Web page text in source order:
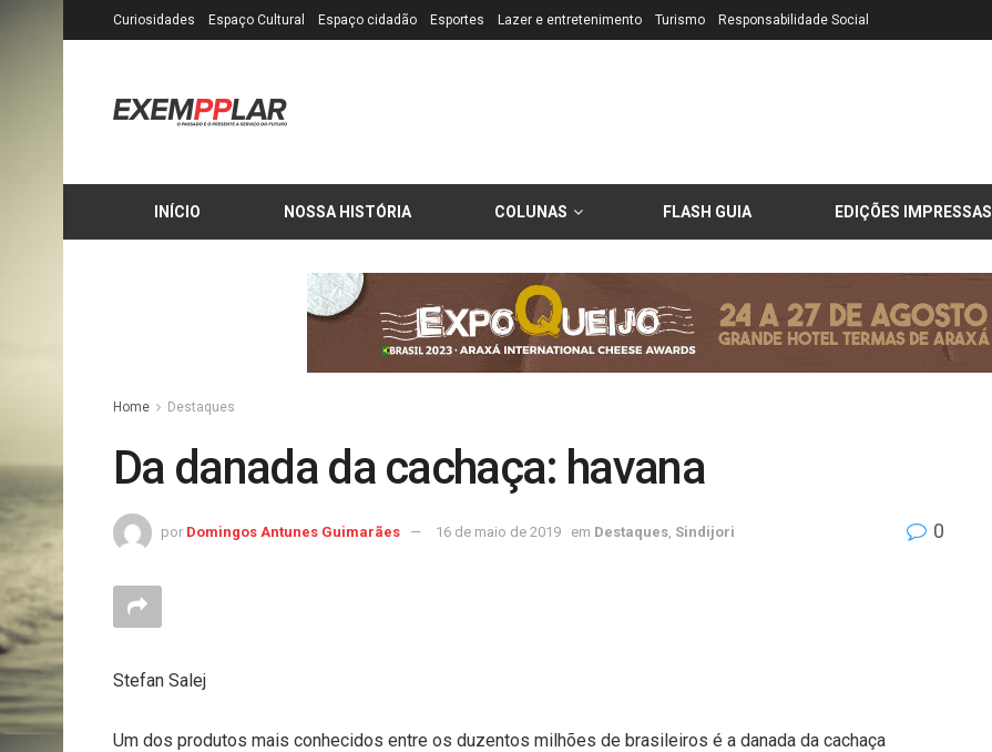
Curiosidades Espaço Cultural Espaço cidadão Esportes Lazer e entretenimento Turismo Responsabilidade Social
INÍCIO NOSSA HISTÓRIA COLUNAS FLASH GUIA EDIÇÕES IMPRESSAS
Home Destaques
Da danada da cachaça: havana
por Domingos Antunes Guimarães 16 de maio de 2019 em Destaques Sindijori 0
Stefan Salej
Um dos produtos mais conhecidos entre os duzentos milhões de brasileiros é a danada da cachaça